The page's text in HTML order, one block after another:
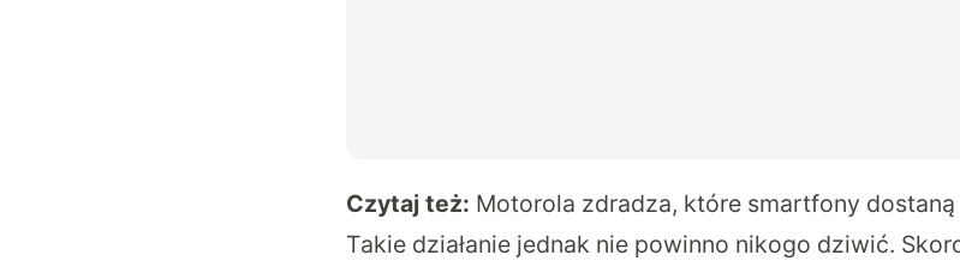
Czytaj też: Motorola zdradza, które smartfony
Takie działanie jednak nie powinno nikogo dziwić.